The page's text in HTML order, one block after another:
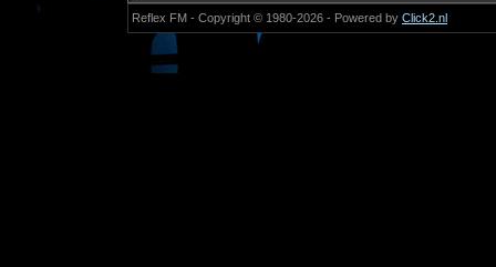
Reflex FM - Copyright © 1980-2026 - Powered by Click2.nl